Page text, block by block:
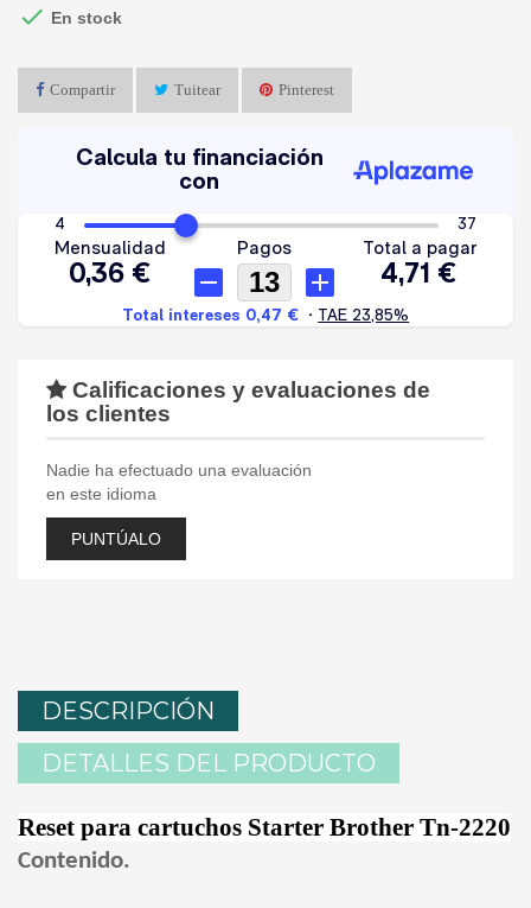
 En stock
Compartir Tuitear Pinterest
Calificaciones y evaluaciones de
los clientes
Nadie ha efectuado una evaluación
en este idioma
PUNTÚALO
DESCRIPCIÓN
DETALLES DEL PRODUCTO
Reset para cartuchos Starter Brother Tn-2220
Contenido.